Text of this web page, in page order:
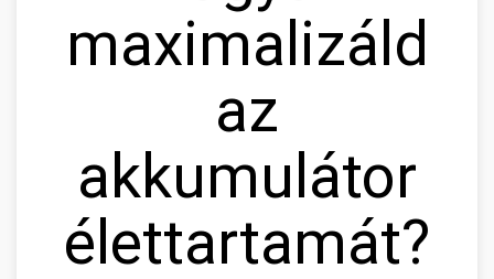
maximalizáld
az
akkumulátor
élettartamát?